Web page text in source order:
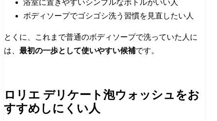
浴室に置きやすいシンプルなボトルがいい人
ボディソープでゴシゴシ洗う習慣を見直したい人
とくに、これまで普通のボディソープで洗っていた人に
は、 最初の一歩として使いやすい候補です。
ロリエ デリケート泡ウォッシュをお
すすめしにくい人